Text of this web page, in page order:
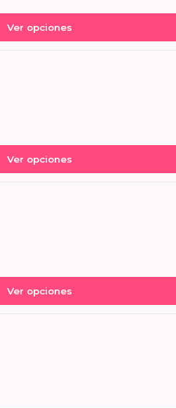
Ver opciones
Ver opciones
Ver opciones